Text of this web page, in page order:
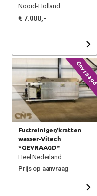
Noord-Holland
€ 7.000,-
Gevraagd
Fustreiniger/kratten
wasser-Vitech
*GEVRAAGD*
Heel Nederland
Prijs op aanvraag